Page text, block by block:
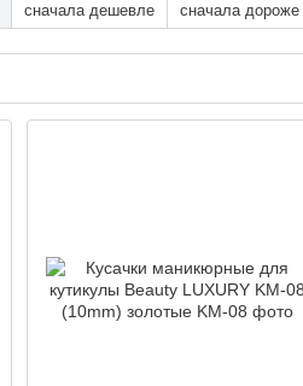
сначала дешевле сначала дороже